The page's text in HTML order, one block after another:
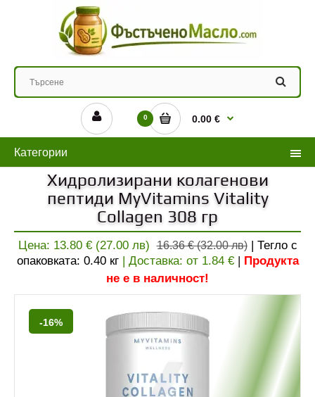
0 0.00 €
Категории
Хидролизирани колагенови
пептиди MyVitamins Vitality
Collagen 308 гр
Цена: 13.80 € (27.00 лв) 16.36 € (32.00 лв) | Тегло с
опаковката: 0.40кг | Доставка: от 1.84€| Продукта
не е в наличност!
-16%